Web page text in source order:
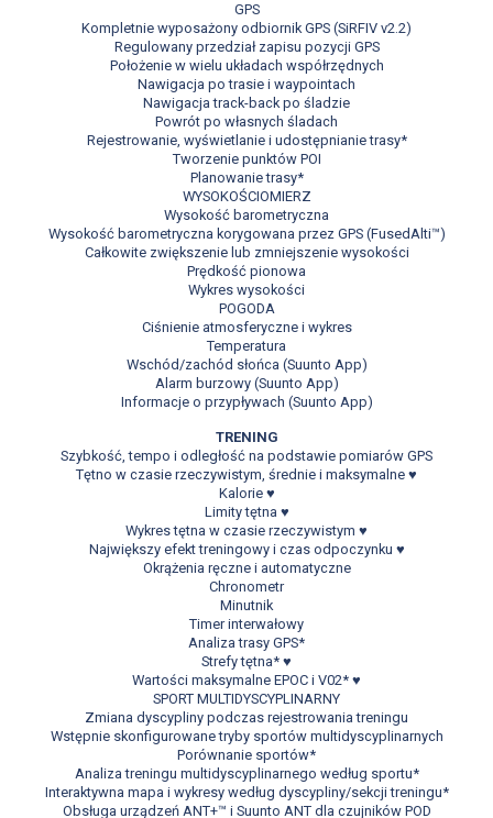
GPS
Kompletnie wyposażony odbiornik GPS (SiRFIV v2.2)
Regulowany przedział zapisu pozycji GPS
Położenie w wielu układach współrzędnych
Nawigacja po trasie i waypointach
Nawigacja track-back po śladzie
Powrót po własnych śladach
Rejestrowanie, wyświetlanie i udostępnianie trasy*
Tworzenie punktów POI
Planowanie trasy*
WYSOKOŚCIOMIERZ
Wysokość barometryczna
Wysokość barometryczna korygowana przez GPS (FusedAlti™)
Całkowite zwiększenie lub zmniejszenie wysokości
Prędkość pionowa
Wykres wysokości
POGODA
Ciśnienie atmosferyczne i wykres
Temperatura
Wschód/zachód słońca (Suunto App)
Alarm burzowy (Suunto App)
Informacje o przypływach (Suunto App)
TRENING
Szybkość, tempo i odległość na podstawie pomiarów GPS
Tętno w czasie rzeczywistym, średnie i maksymalne ♥
Kalorie ♥
Limity tętna ♥
Wykres tętna w czasie rzeczywistym ♥
Największy efekt treningowy i czas odpoczynku ♥
Okrążenia ręczne i automatyczne
Chronometr
Minutnik
Timer interwałowy
Analiza trasy GPS*
Strefy tętna* ♥
Wartości maksymalne EPOC i V02* ♥
SPORT MULTIDYSCYPLINARNY
Zmiana dyscypliny podczas rejestrowania treningu
Wstępnie skonfigurowane tryby sportów multidyscyplinarnych
Porównanie sportów*
Analiza treningu multidyscyplinarnego według sportu*
Interaktywna mapa i wykresy według dyscypliny/sekcji treningu*
Obsługa urządzeń ANT+™ i Suunto ANT dla czujników POD